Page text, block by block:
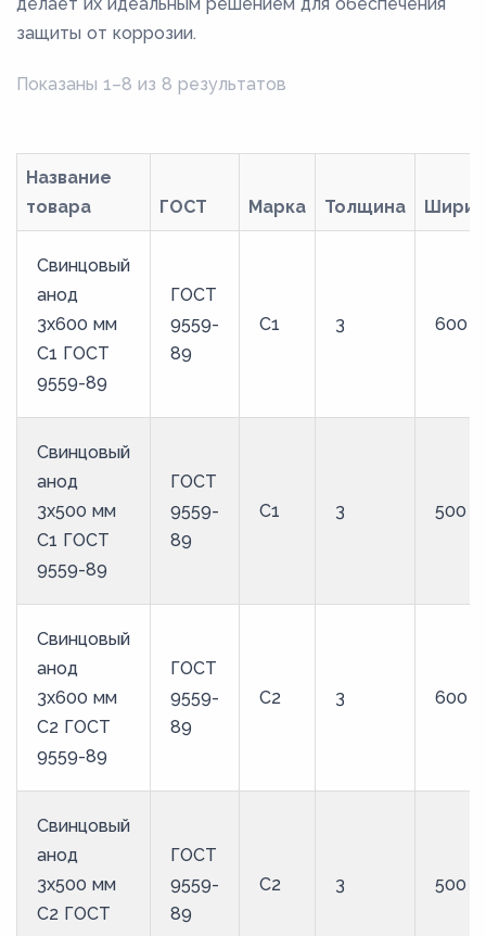
защиты от коррозии.
Показаны 1–8 из 8 результатов
Название
товара
ГОСТ Марка Толщина
Свинцовый
анод
3x600 мм
С1 ГОСТ
9559-89
ГОСТ
9559-
89
С1 3 600
Свинцовый
анод
3x500 мм
С1 ГОСТ
9559-89
ГОСТ
9559-
89
С1 3 500
Свинцовый
анод
3x600 мм
С2 ГОСТ
9559-89
ГОСТ
9559-
89
С2 3 600
Свинцовый
анод
3x500 мм
С2 ГОСТ
ГОСТ
9559-
89
С2 3 500